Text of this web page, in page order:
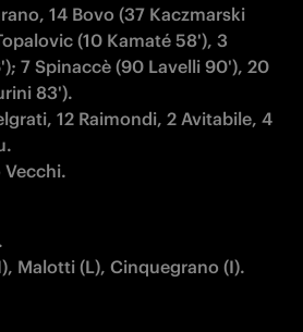
14 Bovo (37 Kaczmarski
(10 Kamaté 58'), 3
7 Spinaccè (90 Lavelli 90'), 20
12 Raimondi, 2 Avitabile, 4